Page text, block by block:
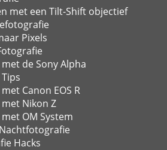
met een Tilt-Shift objectief
Pixels
de Sony Alpha
Canon EOS R
Nikon Z
OM System
Hacks